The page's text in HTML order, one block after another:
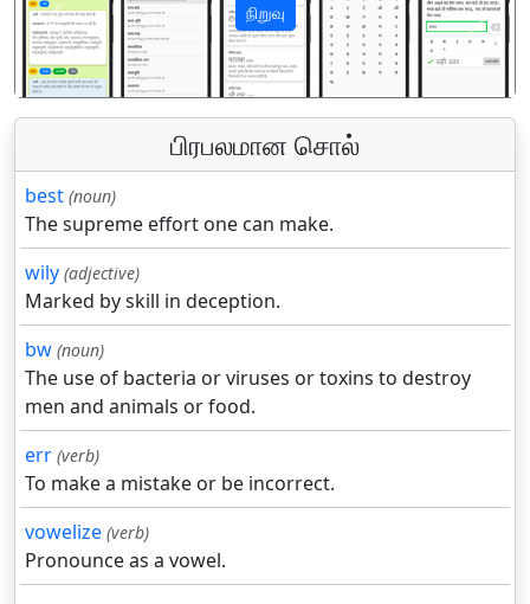
நிறுவு
पिछला अगला
பிரபலமான சொல்
best (noun)
The supreme effort one can make.
wily (adjective)
Marked by skill in deception.
bw (noun)
The use of bacteria or viruses or toxins to destroy
men and animals or food.
err (verb)
To make a mistake or be incorrect.
vowelize (verb)
Pronounce as a vowel.